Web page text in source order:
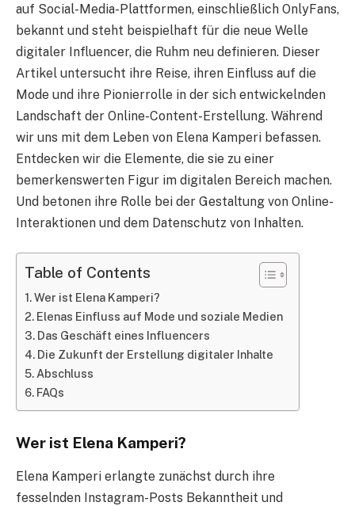
auf Social-Media-Plattformen, einschließlich OnlyFans,
bekannt und steht beispielhaft für die neue Welle
digitaler Influencer, die Ruhm neu definieren. Dieser
Artikel untersucht ihre Reise, ihren Einfluss auf die
Mode und ihre Pionierrolle in der sich entwickelnden
Landschaft der Online-Content-Erstellung. Während
wir uns mit dem Leben von Elena Kamperi befassen.
Entdecken wir die Elemente, die sie zu einer
bemerkenswerten Figur im digitalen Bereich machen.
Und betonen ihre Rolle bei der Gestaltung von Online-
Interaktionen und dem Datenschutz von Inhalten.
Table of Contents
Wer ist Elena Kamperi?
Elenas Einfluss auf Mode und soziale Medien
Das Geschäft eines Influencers
Die Zukunft der Erstellung digitaler Inhalte
Abschluss
FAQs
Wer ist Elena Kamperi?
Elena Kamperi erlangte zunächst durch ihre
fesselnden Instagram-Posts Bekanntheit und